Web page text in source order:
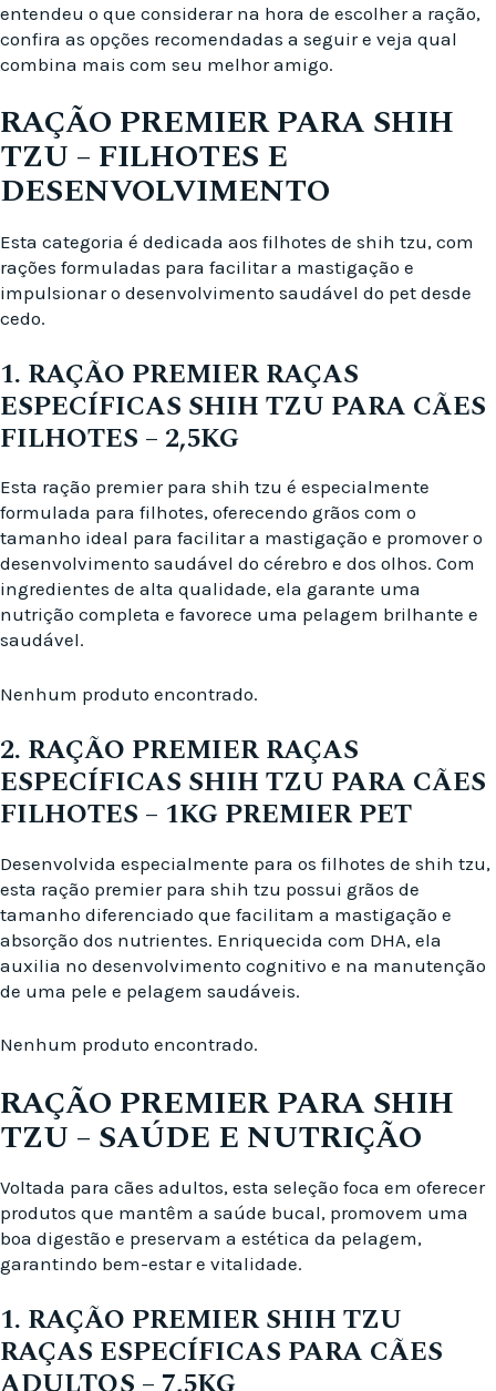
entendeu o que considerar na hora de escolher a ração,
confira as opções recomendadas a seguir e veja qual
combina mais com seu melhor amigo.
RAÇÃO PREMIER PARA SHIH
TZU – FILHOTES E
DESENVOLVIMENTO
Esta categoria é dedicada aos filhotes de shih tzu, com
rações formuladas para facilitar a mastigação e
impulsionar o desenvolvimento saudável do pet desde
cedo.
1. RAÇÃO PREMIER RAÇAS
ESPECÍFICAS SHIH TZU PARA CÃES
FILHOTES – 2,5KG
Esta ração premier para shih tzu é especialmente
formulada para filhotes, oferecendo grãos com o
tamanho ideal para facilitar a mastigação e promover o
desenvolvimento saudável do cérebro e dos olhos. Com
ingredientes de alta qualidade, ela garante uma
nutrição completa e favorece uma pelagem brilhante e
saudável.
Nenhum produto encontrado.
2. RAÇÃO PREMIER RAÇAS
ESPECÍFICAS SHIH TZU PARA CÃES
FILHOTES – 1KG PREMIER PET
Desenvolvida especialmente para os filhotes de shih tzu,
esta ração premier para shih tzu possui grãos de
tamanho diferenciado que facilitam a mastigação e
absorção dos nutrientes. Enriquecida com DHA, ela
auxilia no desenvolvimento cognitivo e na manutenção
de uma pele e pelagem saudáveis.
Nenhum produto encontrado.
RAÇÃO PREMIER PARA SHIH
TZU – SAÚDE E NUTRIÇÃO
Voltada para cães adultos, esta seleção foca em oferecer
produtos que mantêm a saúde bucal, promovem uma
boa digestão e preservam a estética da pelagem,
garantindo bem-estar e vitalidade.
1. RAÇÃO PREMIER SHIH TZU
RAÇAS ESPECÍFICAS PARA CÃES